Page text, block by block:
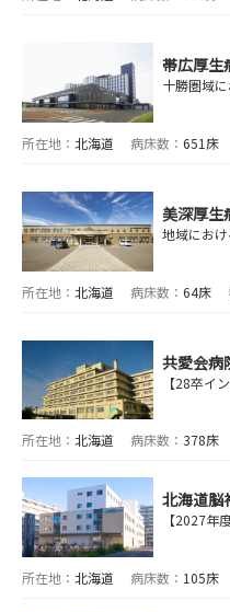
帯広厚生
所在地： 北海道 病床数： 651床
美深厚生
所在地： 北海道 病床数： 64床
共愛会病
所在地： 北海道 病床数： 378床
北海道脳
所在地： 北海道 病床数： 105床